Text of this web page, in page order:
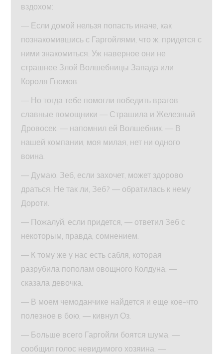
вздохом:
— Если домой нельзя попасть иначе, как
познакомившись с Гаргойлями, что ж, придется с
ними знакомиться. Уж наверное они не
страшнее Злой Волшебницы Запада или
Короля Гномов.
— Но тогда тебе помогли победить врагов
славные помощники — Страшила и Железный
Дровосек, — напомнил ей Волшебник. — В
нашей компании, моя милая, нет ни одного
воина.
— Думаю, Зеб, если захочет, может здорово
драться. Не так ли, Зеб? — обратилась к нему
Дороти.
— Пожалуй, если придется, — ответил Зеб с
некоторым, правда, сомнением.
— К тому же у нас есть сабля, которая
разрубила пополам овощного Колдуна, —
сказала девочка.
— В моем чемоданчике найдется и еще кое-что
полезное в бою, — кивнул Оз.
— Больше всего Гаргойли боятся шума, —
сообщил голос невидимого хозяина. —